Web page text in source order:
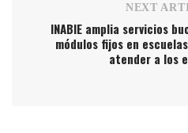
NEXT
INABIE amplia servicios
módulos fijos en
atender a los